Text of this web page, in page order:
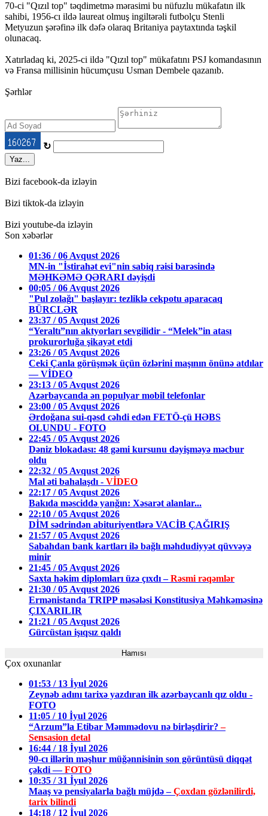
70-ci "Qızıl top" təqdimetmə mərasimi bu nüfuzlu mükafatın ilk
sahibi, 1956-cı ildə laureat olmuş ingiltərəli futbolçu Stenli
Metyuzun şərəfinə ilk dəfə olaraq Britaniya paytaxtında təşkil
olunacaq.
Xatırladaq ki, 2025-ci ildə "Qızıl top" mükafatını PSJ komandasının
və Fransa millisinin hücumçusu Usman Dembele qazanıb.
Şərhlər
↻
Yaz...
Bizi facebook-da izləyin
Bizi tiktok-da izləyin
Bizi youtube-da izləyin
Son xəbərlər
01:36 / 06 Avqust 2026
MN-in "İstirahət evi"nin sabiq rəisi barəsində
MƏHKƏMƏ QƏRARI dəyişdi
00:05 / 06 Avqust 2026
"Pul zolağı" başlayır: tezliklə cekpotu aparacaq
BÜRCLƏR
23:37 / 05 Avqust 2026
“Yeraltı”nın aktyorları sevgilidir - “Melek”in atası
prokurorluğa şikayət etdi
23:26 / 05 Avqust 2026
Ceki Çanla görüşmək üçün özlərini maşının önünə atdılar
— VİDEO
23:13 / 05 Avqust 2026
Azərbaycanda ən populyar mobil telefonlar
23:00 / 05 Avqust 2026
Ərdoğana sui-qəsd cəhdi edən FETÖ-çü HƏBS
OLUNDU - FOTO
22:45 / 05 Avqust 2026
Dəniz blokadası: 48 gəmi kursunu dəyişməyə məcbur
oldu
22:32 / 05 Avqust 2026
Mal əti bahalaşdı - VİDEO
22:17 / 05 Avqust 2026
Bakıda məsciddə yanğın: Xəsarət alanlar...
22:10 / 05 Avqust 2026
DİM sədrindən abituriyentlərə VACİB ÇAĞIRIŞ
21:57 / 05 Avqust 2026
Sabahdan bank kartları ilə bağlı məhdudiyyət qüvvəyə
minir
21:45 / 05 Avqust 2026
Saxta həkim diplomları üzə çıxdı –Rəsmi rəqəmlər
21:30 / 05 Avqust 2026
Ermənistanda TRIPP məsələsi Konstitusiya Məhkəməsinə
ÇIXARILIR
21:21 / 05 Avqust 2026
Gürcüstan işıqsız qaldı
Hamısı
Çox oxunanlar
01:53 / 13 İyul 2026
Zeynəb adını tarixə yazdıran ilk azərbaycanlı qız oldu -
FOTO
11:05 / 10 İyul 2026
“Arzum”la Etibar Məmmədovu nə birləşdirir?–
Sensasion detal
16:44 / 18 İyul 2026
90-cı illərin məşhur müğənnisinin son görüntüsü diqqət
çəkdi —FOTO
10:35 / 31 İyul 2026
Maaş və pensiyalarla bağlı müjdə –Çoxdan gözlənilirdi,
tarix bilindi
14:18 / 12 İyul 2026